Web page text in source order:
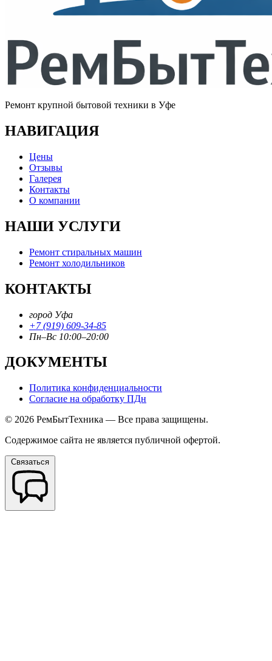
Ремонт крупной бытовой техники в Уфе
НАВИГАЦИЯ
Цены
Отзывы
Галерея
Контакты
О компании
НАШИ УСЛУГИ
Ремонт стиральных машин
Ремонт холодильников
КОНТАКТЫ
город Уфа
+7 (919) 609-34-85
Пн–Вс 10:00–20:00
ДОКУМЕНТЫ
Политика конфиденциальности
Согласие на обработку ПДн
© 2026 РемБытТехника — Все права защищены.
Содержимое сайта не является публичной офертой.
Связаться